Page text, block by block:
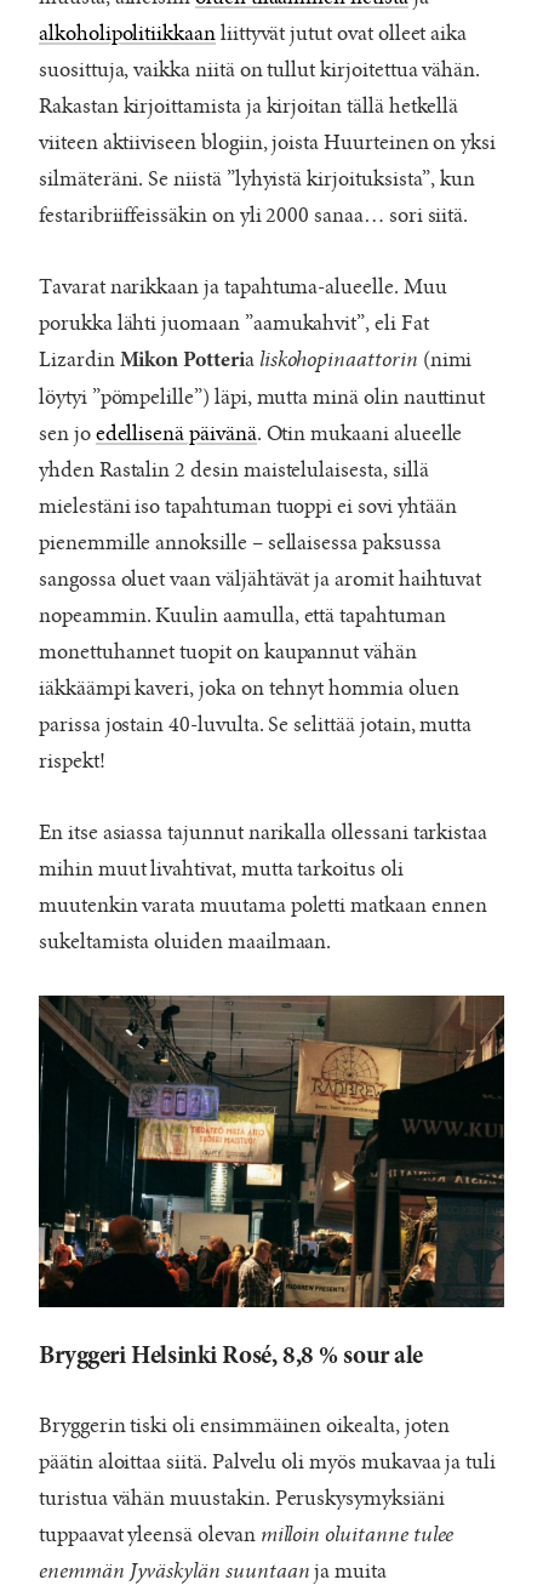
alkoholipolitiikkaanliittyvät jutut ovat olleet aika
suosittuja, vaikka niitä on tullut kirjoitettua vähän.
Rakastan kirjoittamista ja kirjoitan tällä hetkellä
viiteen aktiiviseen blogiin, joista Huurteinen on yksi
silmäteräni. Se niistä ”lyhyistä kirjoituksista”, kun
festaribriiffeissäkin on yli 2000 sanaa… sori siitä.
Tavarat narikkaan ja tapahtuma-alueelle. Muu
porukka lähti juomaan ”aamukahvit”, eli Fat
Lizardin Mikon Potteria liskohopinaattorin (nimi
löytyi ”pömpelille”) läpi, mutta minä olin nauttinut
sen jo edellisenä päivänä. Otin mukaani alueelle
yhden Rastalin 2 desin maistelulaisesta, sillä
mielestäni iso tapahtuman tuoppi ei sovi yhtään
pienemmille annoksille – sellaisessa paksussa
sangossa oluet vaan väljähtävät ja aromit haihtuvat
nopeammin. Kuulin aamulla, että tapahtuman
monettuhannet tuopit on kaupannut vähän
iäkkäämpi kaveri, joka on tehnyt hommia oluen
parissa jostain 40-luvulta. Se selittää jotain, mutta
rispekt!
En itse asiassa tajunnut narikalla ollessani tarkistaa
mihin muut livahtivat, mutta tarkoitus oli
muutenkin varata muutama poletti matkaan ennen
sukeltamista oluiden maailmaan.
Bryggeri Helsinki Rosé, 8,8 % sour ale
Bryggerin tiski oli ensimmäinen oikealta, joten
päätin aloittaa siitä. Palvelu oli myös mukavaa ja tuli
turistua vähän muustakin. Peruskysymyksiäni
tuppaavat yleensä olevan milloin oluitanne tulee
enemmän Jyväskylän suuntaan ja muita